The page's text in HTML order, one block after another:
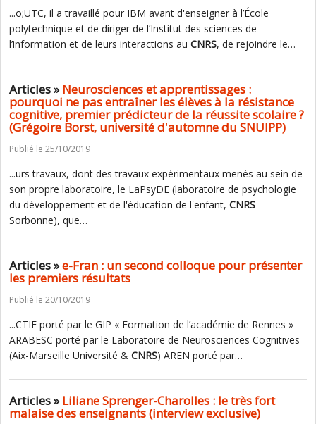
...o;UTC, il a travaillé pour IBM avant d'enseigner à l’École
polytechnique et de diriger de l’Institut des sciences de
l’information et de leurs interactions au CNRS, de rejoindre le…
Articles »Neurosciences et apprentissages :
pourquoi ne pas entraîner les élèves à la résistance
cognitive, premier prédicteur de la réussite scolaire ?
(Grégoire Borst, université d'automne du SNUIPP)
Publié le 25/10/2019
...urs travaux, dont des travaux expérimentaux menés au sein de
son propre laboratoire, le LaPsyDE (laboratoire de psychologie
du développement et de l'éducation de l'enfant, CNRS -
Sorbonne), que…
Articles »e-Fran : un second colloque pour présenter
les premiers résultats
Publié le 20/10/2019
...CTIF porté par le GIP « Formation de l’académie de Rennes »
ARABESC porté par le Laboratoire de Neurosciences Cognitives
(Aix-Marseille Université & CNRS) AREN porté par…
Articles »Liliane Sprenger-Charolles : le très fort
malaise des enseignants (interview exclusive)